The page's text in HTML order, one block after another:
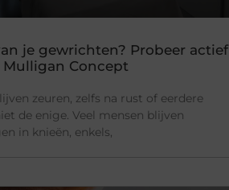
je gewrichten? Probeer actief
Concept
zeuren, zelfs na rust of eerdere
de enige. Veel mensen blijven
in knieën, enkels,